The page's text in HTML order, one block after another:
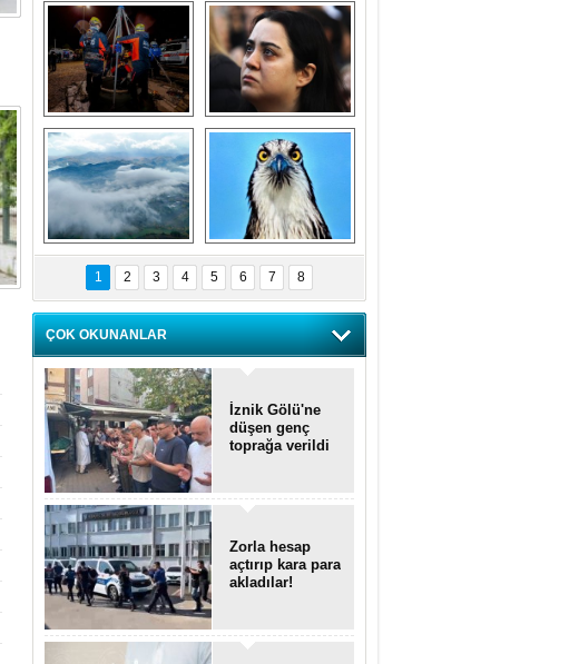
Bursa'da deprem
tatbikatı gerçeğini
aratmadı
Özlem ve minnetle
anıyoruz
Bursa'dan
büyüleyen
fotoğraflar
Balık Kartalı
Bursa’da
görüntülendi
1 2 3 4 5 6 7 8
ÇOK OKUNANLAR
İznik Gölü'ne
düşen genç
toprağa verildi
Zorla hesap
açtırıp kara para
akladılar!